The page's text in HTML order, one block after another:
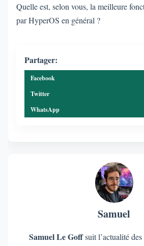
Quelle est, selon vous, la meilleure
par HyperOS en général ?
Partager:
Facebook
Twitter
WhatsApp
Samuel
Samuel Le Goffsuit l’actualité